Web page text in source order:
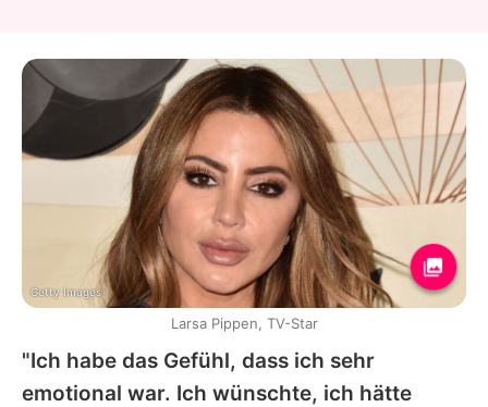
"Ich habe das Gefühl, dass ich sehr
emotional war. Ich wünschte, ich hätte
Getty Images
Larsa Pippen, TV-Star